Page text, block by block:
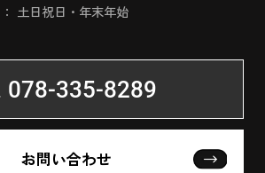
土日祝日・年末年始
078-335-8289
お問い合わせ